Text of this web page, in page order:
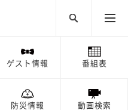
ゲスト情報 番組表
防災情報 動画検索